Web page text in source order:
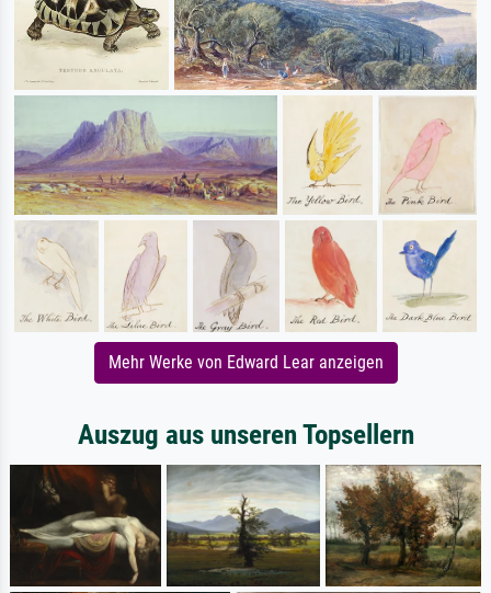
Mehr Werke von Edward Lear anzeigen
Auszug aus unseren Topsellern